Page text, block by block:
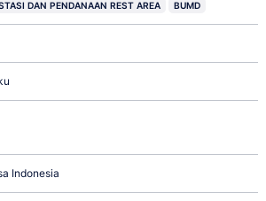
DAN PENDANAAN REST AREA BUMD
Indonesia